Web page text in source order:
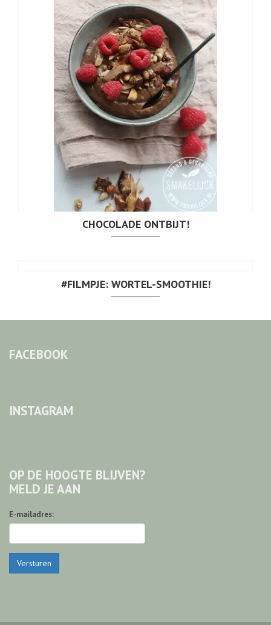
CHOCOLADE ONTBIJT!
#FILMPJE: WORTEL-SMOOTHIE!
FACEBOOK
INSTAGRAM
OP DE HOOGTE BLIJVEN?
MELD JE AAN
E-mailadres:
Versturen